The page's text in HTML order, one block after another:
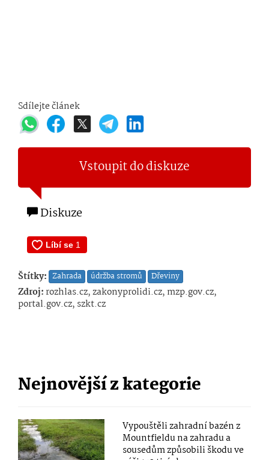
Sdílejte článek
Vstoupit do diskuze
Diskuze
Štítky: Zahrada údržba stromů Dřeviny
Zdroj:rozhlas.cz, zakonyprolidi.cz, mzp.gov.cz,
portal.gov.cz, szkt.cz
Nejnovější z kategorie
Vypouštěli zahradní bazén z
Mountfieldu na zahradu a
sousedům způsobili škodu ve